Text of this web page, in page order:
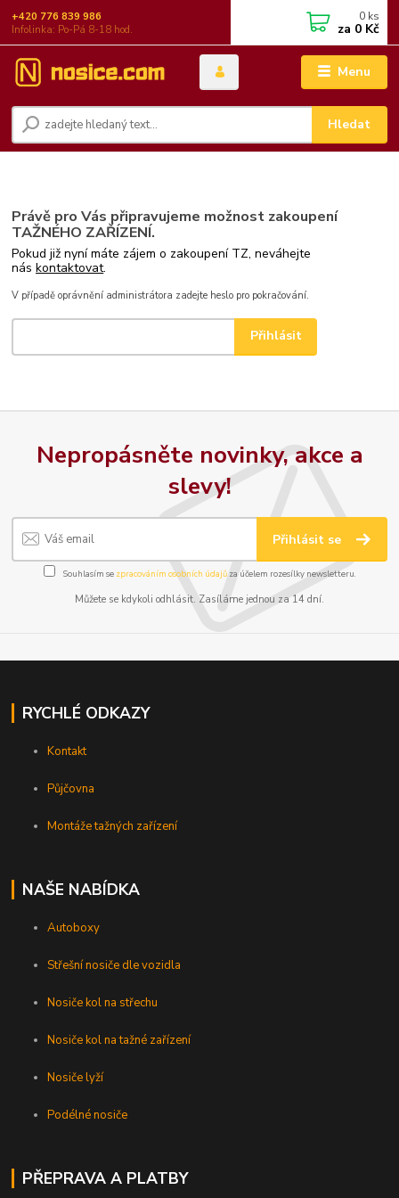
Menu
Hledat
+420 776 839 986
Infolinka: Po-Pá 8-18 hod.
0 ks
za 0 Kč
Právě pro Vás připravujeme možnost zakoupení
TAŽNÉHO ZAŘÍZENÍ.
Pokud již nyní máte zájem o zakoupení TZ, neváhejte
náskontaktovat.
V případě oprávnění administrátora zadejte heslo pro pokračování.
Nepropásněte novinky, akce a
slevy!
Přihlásit se
Souhlasím se zpracováním osobních údajůza účelem rozesílky newsletteru.
Můžete se kdykoli odhlásit. Zasíláme jednou za 14 dní.
RYCHLÉ ODKAZY
Kontakt
Půjčovna
Montáže tažných zařízení
NAŠE NABÍDKA
Autoboxy
Střešní nosiče dle vozidla
Nosiče kol na střechu
Nosiče kol na tažné zařízení
Nosiče lyží
Podélné nosiče
PŘEPRAVA A PLATBY